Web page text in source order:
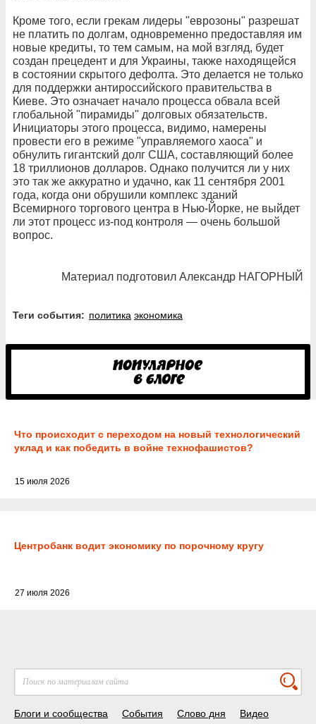
Кроме того, если грекам лидеры "еврозоны" разрешат
не платить по долгам, одновременно предоставляя им
новые кредиты, то тем самым, на мой взгляд, будет
создан прецедент и для Украины, также находящейся
в состоянии скрытого дефолта. Это делается не только
для поддержки антироссийского правительства в
Киеве. Это означает начало процесса обвала всей
глобальной "пирамиды" долговых обязательств.
Инициаторы этого процесса, видимо, намерены
провести его в режиме "управляемого хаоса" и
обнулить гигантский долг США, составляющий более
18 триллионов долларов. Однако получится ли у них
это так же аккуратно и удачно, как 11 сентября 2001
года, когда они обрушили комплекс зданий
Всемирного торгового центра в Нью-Йорке, не выйдет
ли этот процесс из-под контроля — очень большой
вопрос.
Материал подготовил Александр НАГОРНЫЙ
Теги события: политика экономика
Что происходит с переходом на новый технологический
уклад и как победить в войне технофашистов?
15 июля 2026
Центробанк водит экономику по порочному кругу
27 июля 2026
Блоги и сообщества События Слово дня Видео